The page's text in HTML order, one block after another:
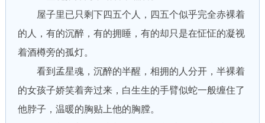
屋子里已只剩下四五个人，四五个似乎完全赤裸着
的人，有的沉醉，有的拥睡，有的却只是在怔怔的凝视
着酒樽旁的孤灯。
看到孟星魂，沉醉的半醒，相拥的人分开，半裸着
的女孩子娇笑着奔过来，白生生的手臂似蛇一般缠住了
他脖子，温暖的胸贴上他的胸膛。